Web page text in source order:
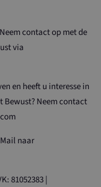
contact op met de
via
en heeft u interesse in
Bewust? Neem contact
naar
81052383 |